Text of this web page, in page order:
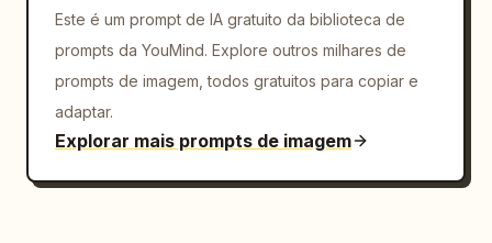
Este é um prompt de IA gratuito da biblioteca de
prompts da YouMind. Explore outros milhares de
prompts de imagem, todos gratuitos para copiar e
adaptar.
Explorar mais prompts de imagem